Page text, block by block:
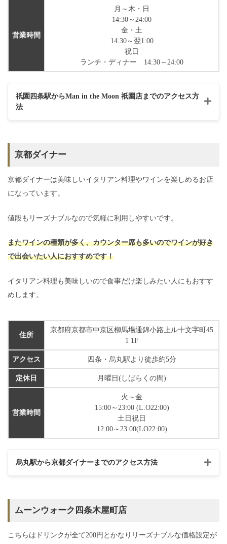
営業時間
月～木・日
14:30～24:00
金・土
14:30～翌1:00
祝日
ランチ・ディナー 14:30～24:00
祇園四条駅からMan in the Moon 祇園店までのアクセス方
法
京都ダイナー
京都ダイナーは美味しいイタリアン料理やワインを楽しめるお店
になっています。
値段もリーズナブルなので気軽に利用しやすいです。
またワインの種類が多く、カウンター席も多いのでワインが好き
で出会いたい人におすすめです！
イタリアン料理も美味しいので食事だけ楽しみたい人にもおすす
めします。
住所
京都府京都市中京区柳馬場通錦小路上ル十文字町45
1 1F
アクセス 四条・烏丸駅より徒歩約5分
定休日 月曜日(しばらくの間)
営業時間
火～金
15:00～23:00 (L.O22:00)
土日祝日
12:00～23:00(LO22:00)
烏丸駅から京都ダイナーまでのアクセス方法
ムーンウォーク四条木屋町店
こちらはドリンクが全て200円とかなりリーズナブルな価格設定が